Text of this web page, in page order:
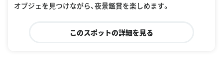
オブジェを見つけながら、夜景鑑賞を楽しめます。
このスポットの詳細を見る